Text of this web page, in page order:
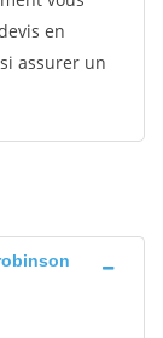
en
assurer un